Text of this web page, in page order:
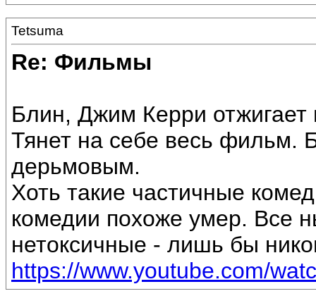
Tetsuma
Re: Фильмы
Блин, Джим Керри отжигает
Тянет на себе весь фильм.
дерьмовым.
Хоть такие частичные
комедии похоже умер. Все
нетоксичные - лишь бы
https://www.youtube.com/